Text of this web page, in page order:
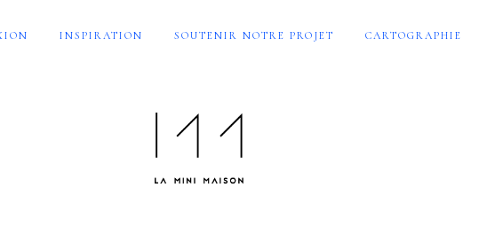
INSPIRATION SOUTENIR NOTRE PROJET CARTOGRAPHIE